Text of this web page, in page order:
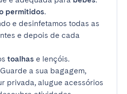
permitidos.
e desinfetamos todas as
e depois de cada
toalhas e lençóis.
a sua bagagem,
privada, alugue acessórios